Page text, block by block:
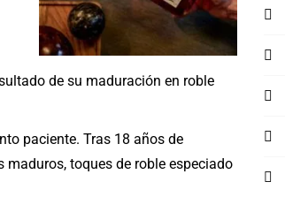
de su maduración en roble
paciente. Tras 18 años de
toques de roble especiado